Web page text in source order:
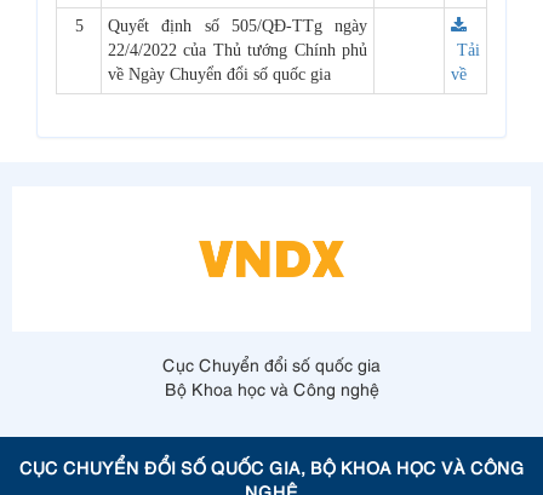
5
Quyết định số 505/QĐ-TTg ngày
22/4/2022 của Thủ tướng Chính phủ
về Ngày Chuyển đổi số quốc gia
Tải
về
Cục Chuyển đổi số quốc gia
Bộ Khoa học và Công nghệ
CỤC CHUYỂN ĐỔI SỐ QUỐC GIA, BỘ KHOA HỌC VÀ CÔNG